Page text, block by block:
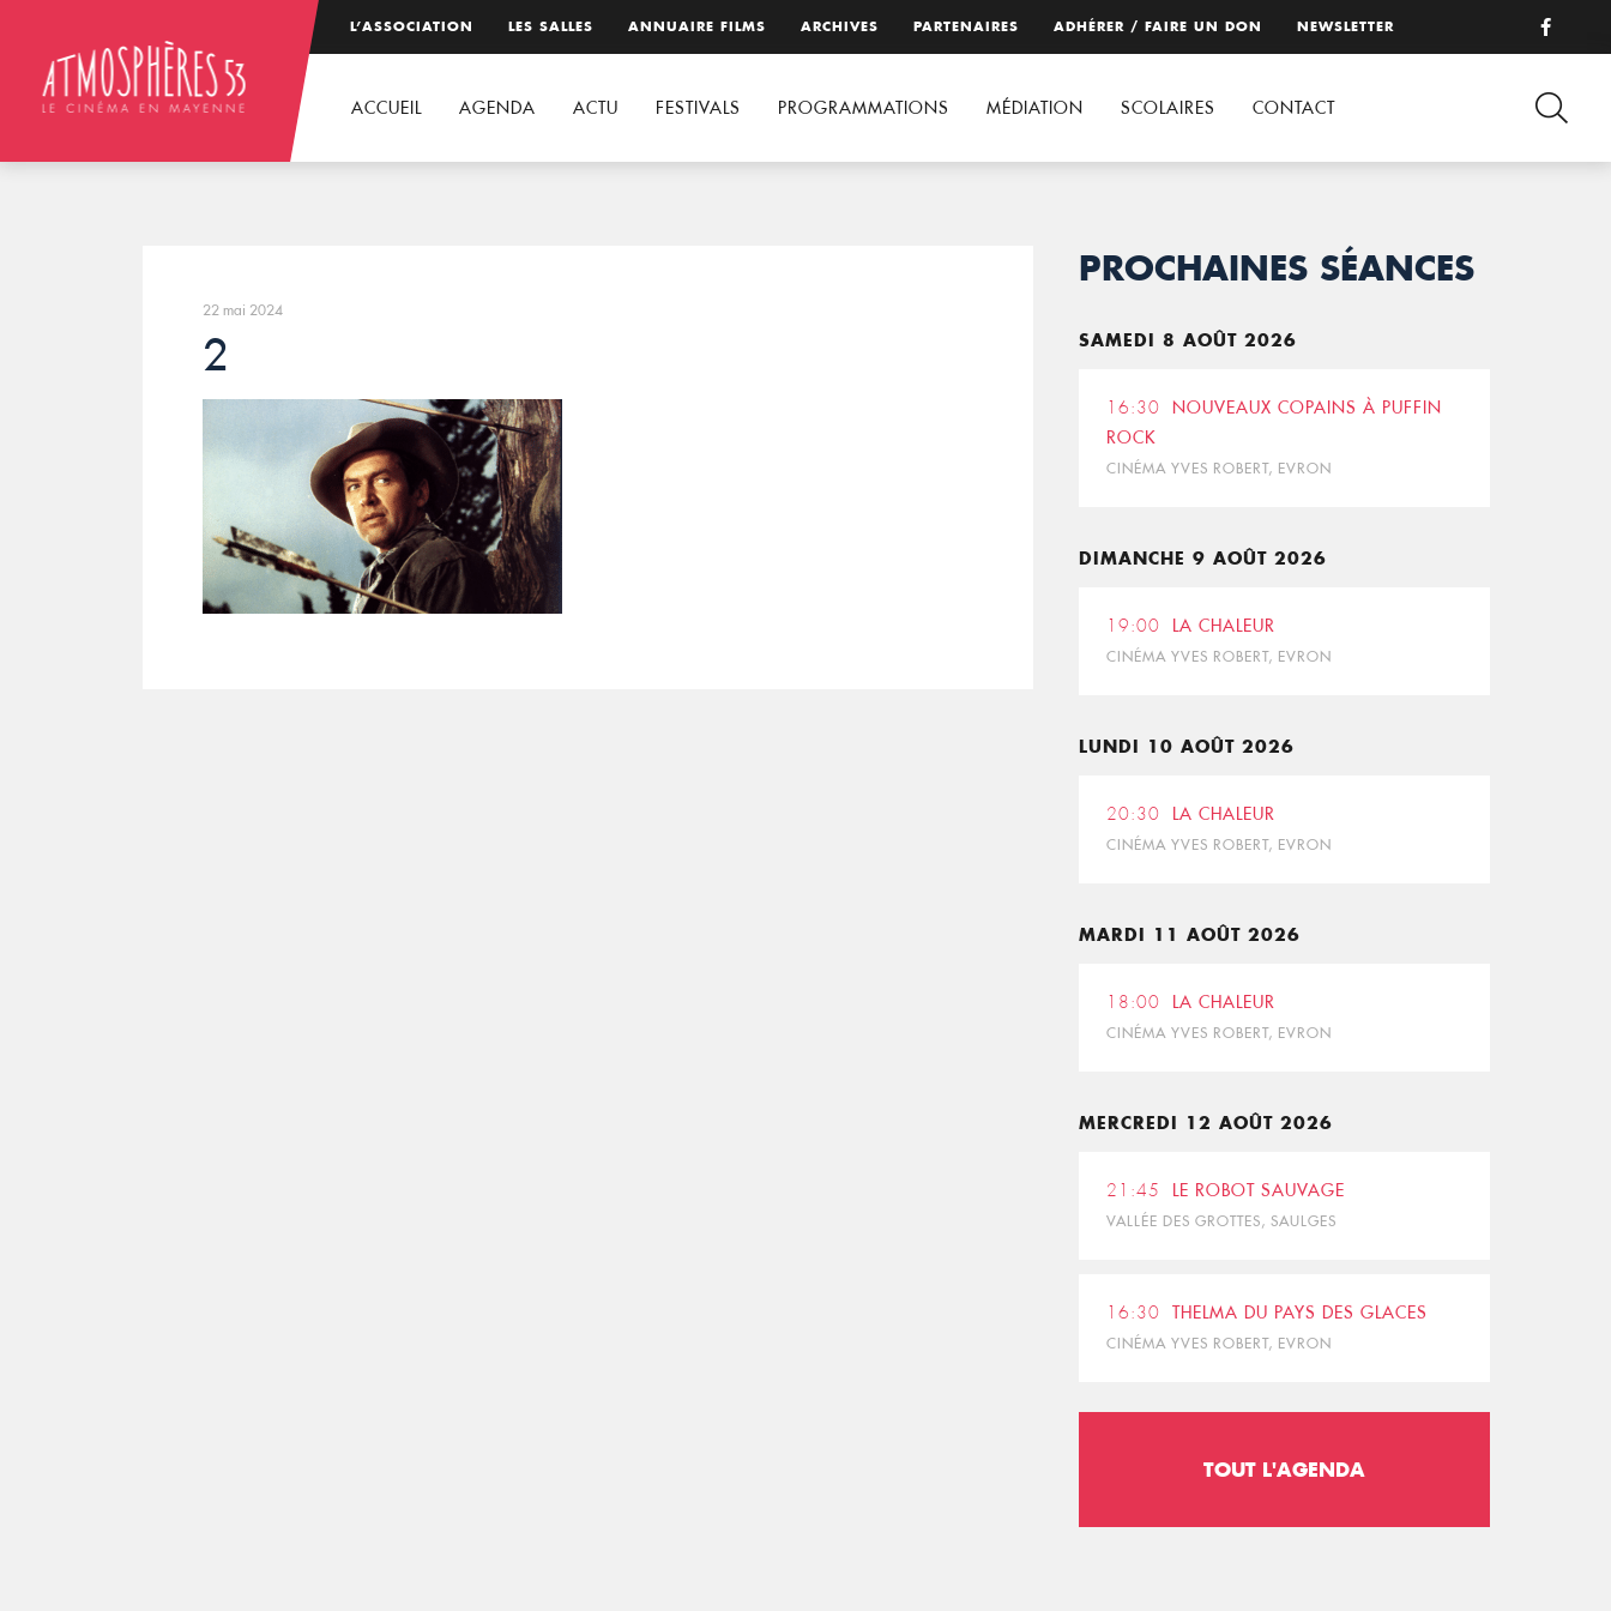
L’ASSOCIATION LES SALLES ANNUAIRE FILMS ARCHIVES PARTENAIRES ADHÉRER / FAIRE UN DON NEWSLETTER
ACCUEIL AGENDA ACTU FESTIVALS PROGRAMMATIONS MÉDIATION SCOLAIRES CONTACT
22 mai 2024
2
PROCHAINES SÉANCES
SAMEDI 8 AOÛT 2026
16:30
NOUVEAUX COPAINS À PUFFIN
ROCK
CINÉMA YVES ROBERT, EVRON
DIMANCHE 9 AOÛT 2026
19:00 LA CHALEUR
CINÉMA YVES ROBERT, EVRON
LUNDI 10 AOÛT 2026
20:30 LA CHALEUR
CINÉMA YVES ROBERT, EVRON
MARDI 11 AOÛT 2026
18:00 LA CHALEUR
CINÉMA YVES ROBERT, EVRON
MERCREDI 12 AOÛT 2026
21:45 LE ROBOT SAUVAGE
VALLÉE DES GROTTES, SAULGES
16:30 THELMA DU PAYS DES GLACES
CINÉMA YVES ROBERT, EVRON
TOUT L'AGENDA